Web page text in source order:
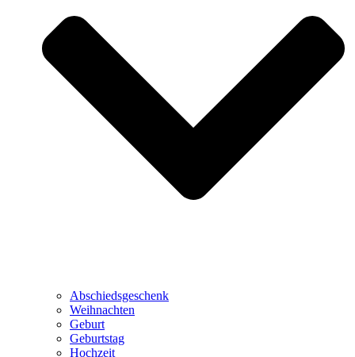
Abschiedsgeschenk
Weihnachten
Geburt
Geburtstag
Hochzeit